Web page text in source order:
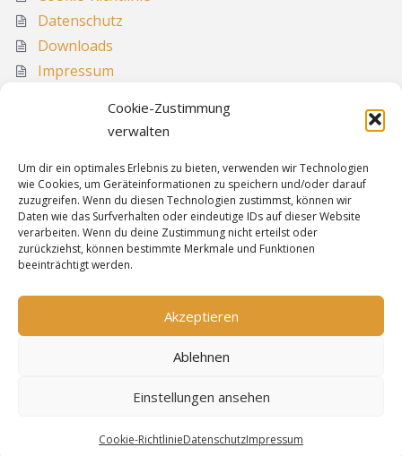
Cookie-Zustimmung
verwalten
Um dir ein optimales Erlebnis zu bieten, verwenden wir Technologien
wie Cookies, um Geräteinformationen zu speichern und/oder darauf
zuzugreifen. Wenn du diesen Technologien zustimmst, können wir
Daten wie das Surfverhalten oder eindeutige IDs auf dieser Website
verarbeiten. Wenn du deine Zustimmung nicht erteilst oder
zurückziehst, können bestimmte Merkmale und Funktionen
beeinträchtigt werden.
Akzeptieren
Ablehnen
Einstellungen ansehen
Cookie-RichtlinieDatenschutzImpressum
Datenschutz
Downloads
Impressum
Informationen
Sitemap
Impressum